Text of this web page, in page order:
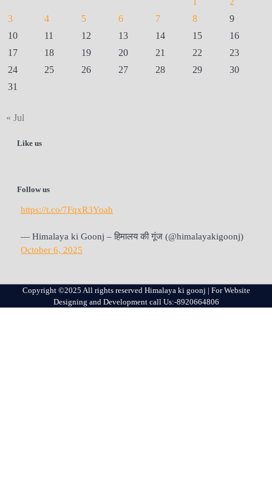
3
4 5 6 7 8
9
10
11 12 13 14 15
16
17
18 19 20 21 22
23
24
25 26 27 28 29
30
31
« Jul
Like us
Follow us
https://t.co/7FqxR3Yoah
— Himalaya ki Goonj – हिमालय की गूंज (@himalayakigoonj)
October 6, 2025
Copyright ©2025 All rights reserved Himalaya ki goonj | For Website
Designing and Development call Us:-8920664806